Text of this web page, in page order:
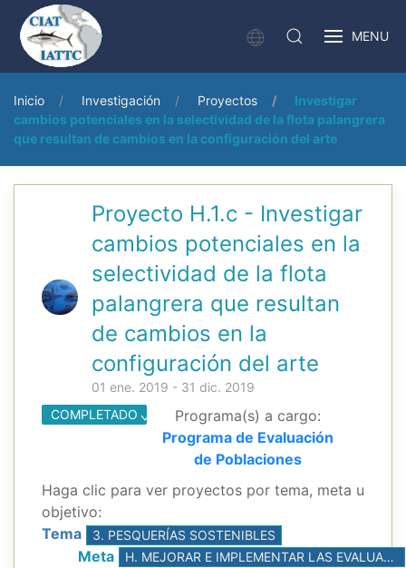
MENU
Inicio Investigación Proyectos
Investigar
cambios potenciales en la selectividad de la flota palangrera
que resultan de cambios en la configuración del arte
Proyecto H.1.c - Investigar
cambios potenciales en la
selectividad de la flota
palangrera que resultan
de cambios en la
configuración del arte
01 ene. 2019 - 31 dic. 2019
COMPLETADO
Programa(s) a cargo:
Programa de Evaluación
de Poblaciones
Haga clic para ver proyectos por tema, meta u
objetivo:
Tema
3. PESQUERÍAS SOSTENIBLES
Meta H. MEJORAR E IMPLEMENTAR LAS EVALUACIONES DE POBLACIONES, CON BASE EN LA MEJOR CIENCIA DISPONIBLE